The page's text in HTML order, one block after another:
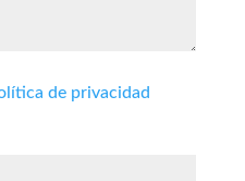
de privacidad